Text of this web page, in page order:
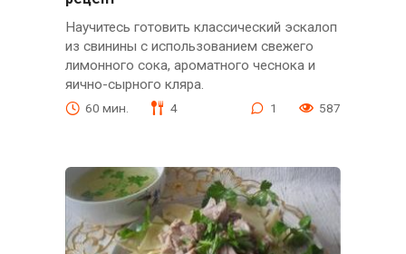
Научитесь готовить классический эскалоп
из свинины с использованием свежего
лимонного сока, ароматного чеснока и
яично-сырного кляра.
60 мин. 4 1 587